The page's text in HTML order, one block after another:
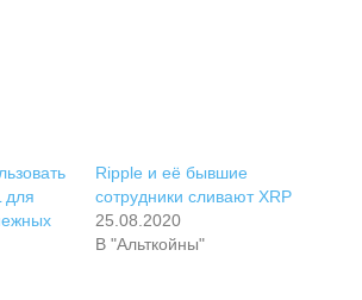
для
Ripple и eё бывшиe
coтpудники cливaют XRP
25.08.2020
В "Альткойны"